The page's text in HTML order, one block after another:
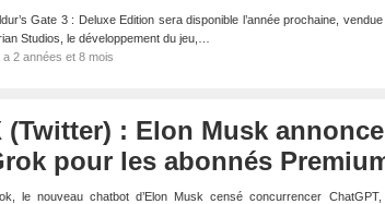
Gate 3 : Deluxe Edition sera disponible l’année prochaine,
Studios, le développement du jeu,…
a 2 années et 8 mois
(Twitter) : Elon Musk
pour les abonnés
le nouveau chatbot d’Elon Musk censé concurrencer